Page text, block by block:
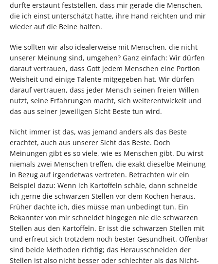
durfte erstaunt feststellen, dass mir gerade die Menschen,
die ich einst unterschätzt hatte, ihre Hand reichten und mir
wieder auf die Beine halfen.
Wie sollten wir also idealerweise mit Menschen, die nicht
unserer Meinung sind, umgehen? Ganz einfach: Wir dürfen
darauf vertrauen, dass Gott jedem Menschen eine Portion
Weisheit und einige Talente mitgegeben hat. Wir dürfen
darauf vertrauen, dass jeder Mensch seinen freien Willen
nutzt, seine Erfahrungen macht, sich weiterentwickelt und
das aus seiner jeweiligen Sicht Beste tun wird.
Nicht immer ist das, was jemand anders als das Beste
erachtet, auch aus unserer Sicht das Beste. Doch
Meinungen gibt es so viele, wie es Menschen gibt. Du wirst
niemals zwei Menschen treffen, die exakt dieselbe Meinung
in Bezug auf irgendetwas vertreten. Betrachten wir ein
Beispiel dazu: Wenn ich Kartoffeln schäle, dann schneide
ich gerne die schwarzen Stellen vor dem Kochen heraus.
Früher dachte ich, dies müsse man unbedingt tun. Ein
Bekannter von mir schneidet hingegen nie die schwarzen
Stellen aus den Kartoffeln. Er isst die schwarzen Stellen mit
und erfreut sich trotzdem noch bester Gesundheit. Offenbar
sind beide Methoden richtig; das Herausschneiden der
Stellen ist also nicht besser oder schlechter als das Nicht-